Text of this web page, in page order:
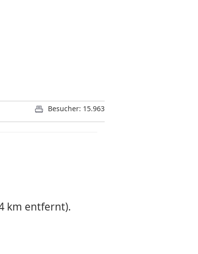
Besucher: 15.963
km entfernt).